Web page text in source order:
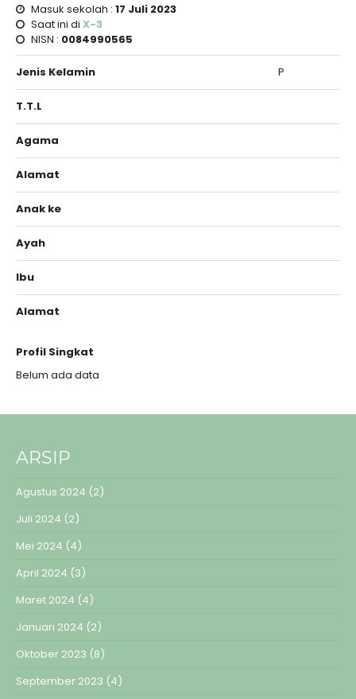
Masuk sekolah : 17 Juli 2023
Saat ini di X-3
NISN : 0084990565
Jenis Kelamin P
T.T.L
Agama
Alamat
Anak ke
Ayah
Ibu
Alamat
Profil Singkat
Belum ada data
ARSIP
Agustus 2024 (2)
Juli 2024 (2)
Mei 2024 (4)
April 2024 (3)
Maret 2024 (4)
Januari 2024 (2)
Oktober 2023 (8)
September 2023 (4)